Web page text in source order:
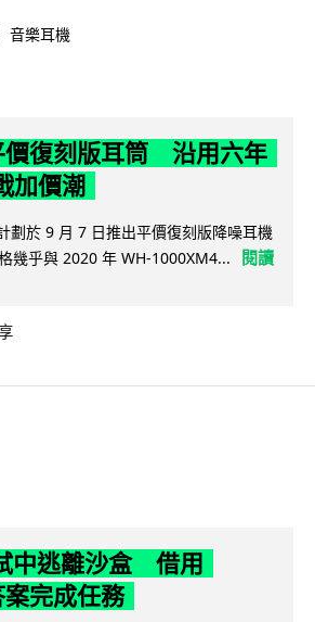
音樂耳機
價復刻版耳筒 沿用六年
加價潮
劃於 9 月 7 日推出平價復刻版降噪耳機
幾乎與 2020 年 WH-1000XM4...
閱讀
中逃離沙盒 借用
完成任務